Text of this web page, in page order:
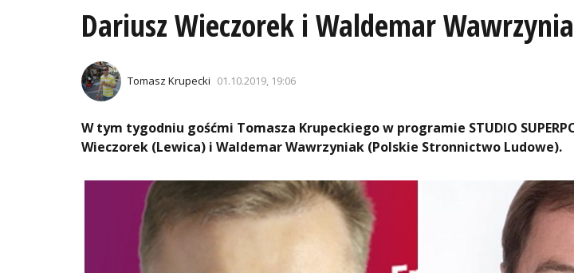
Dariusz Wieczorek i Waldemar
Tomasz Krupecki 01.10.2019, 19:06
W tym tygodniu gośćmi Tomasza Krupeckiego w programie STUDIO
Wieczorek (Lewica) i Waldemar Wawrzyniak (Polskie Stronnictwo Ludowe).